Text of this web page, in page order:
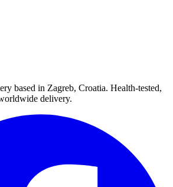
based in Zagreb, Croatia. Health-tested,
delivery.